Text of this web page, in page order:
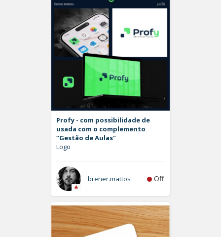
Profy - com possibilidade de
usada com o complemento
“Gestão de Aulas"
Logo
brener.mattos Off